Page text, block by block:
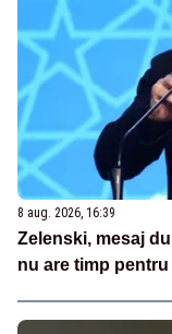
8 aug. 2026, 16:39
Zelenski, mesaj
nu are timp